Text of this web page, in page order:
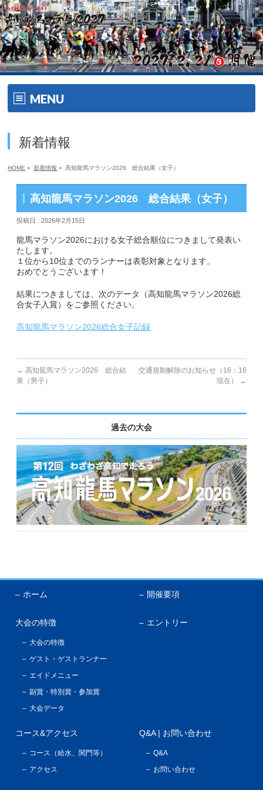
MENU
大会の特徴
エイドメニュー
コース&アクセス
Q&A | お問い合わせ
Q&A
お問い合わせ
English
新着情報
HOME » 新着情報 » 高知龍馬マラソン2026 総合結果（女子）
高知龍馬マラソン2026 総合結果（女子）
投稿日 : 2026年2月15日
龍馬マラソン2026における女子総合順位につきまして発表い
たします。
１位から10位までのランナーは表彰対象となります。
おめでとうございます！
結果につきましては、次のデータ（高知龍馬マラソン2026総
合女子入賞）をご参照ください。
高知龍馬マラソン2026総合女子記録
← 高知龍馬マラソン2026 総合結
果（男子）
交通規制解除のお知らせ（16：16
現在）
→
過去の大会
ホーム 開催要項
大会の特徴
大会の特徴
ゲスト・ゲストランナー
エイドメニュー
副賞・特別賞・参加賞
大会データ
エントリー
コース&アクセス
コース（給水、関門等）
アクセス
Q&A | お問い合わせ
Q&A
お問い合わせ